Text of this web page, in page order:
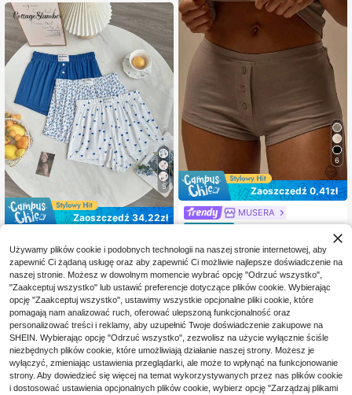
5
Zaoszczędź 34,22zł
Magazyn UE CottageSlumber 3-czę
ściowy, drukowany, swobodny, da
mski komplet piżamowy na święta
37
-47%
71,66zł najniższa cena
4-5 dni roboczych
6
Zaoszczędź 0,41zł
MUSERA
MUSERA Dopasowane,
zapinane na guziki z przodu, elasty
czne w pasie, bawełniane mini szor
ty, komplet spodni, tylko zimowe, pr
zytulne, do wypoczynku, urocze, c
odzienne, do wypoczynku, niezbęd
ne, walentynki, wiosna, lato, wakac
je, wakacje
41,00złnajniższa cena
4-5 dni roboczych
Używamy plików cookie i podobnych technologii na naszej stronie internetowej, aby
zapewnić Ci żądaną usługę oraz aby zapewnić Ci możliwie najlepsze doświadczenie na
naszej stronie. Możesz w dowolnym momencie wybrać opcję "Odrzuć wszystko",
"Zaakceptuj wszystko" lub ustawić preferencje dotyczące plików cookie. Wybierając
opcję "Zaakceptuj wszystko", ustawimy wszystkie opcjonalne pliki cookie, które
pomagają nam analizować ruch, oferować ulepszoną funkcjonalność oraz
personalizować treści i reklamy, aby uzupełnić Twoje doświadczenie zakupowe na
SHEIN. Wybierając opcję "Odrzuć wszystko", zezwolisz na użycie wyłącznie ściśle
niezbędnych plików cookie, które umożliwiają działanie naszej strony. Możesz je
wyłączyć, zmieniając ustawienia przeglądarki, ale może to wpłynąć na funkcjonowanie
strony. Aby dowiedzieć się więcej na temat wykorzystywanych przez nas plików cookie
i dostosować ustawienia opcjonalnych plików cookie, wybierz opcję "Zarządzaj plikami